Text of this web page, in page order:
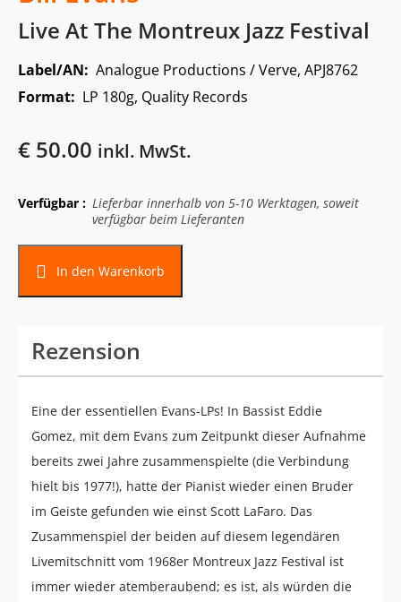
Live At The Montreux Jazz Festival
Label/AN: Analogue Productions / Verve, APJ8762
Format: LP 180g, Quality Records
€ 50.00 inkl. MwSt.
Verfügbar : Lieferbar innerhalb von 5-10 Werktagen, soweit
verfügbar beim Lieferanten
In den Warenkorb
Rezension
Eine der essentiellen Evans-LPs! In Bassist Eddie
Gomez, mit dem Evans zum Zeitpunkt dieser Aufnahme
bereits zwei Jahre zusammenspielte (die Verbindung
hielt bis 1977!), hatte der Pianist wieder einen Bruder
im Geiste gefunden wie einst Scott LaFaro. Das
Zusammenspiel der beiden auf diesem legendären
Livemitschnitt vom 1968er Montreux Jazz Festival ist
immer wieder atemberaubend; es ist, als würden die